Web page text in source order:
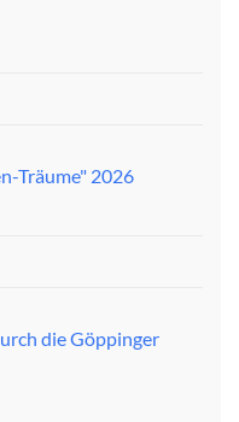
Träume" 2026
die Göppinger